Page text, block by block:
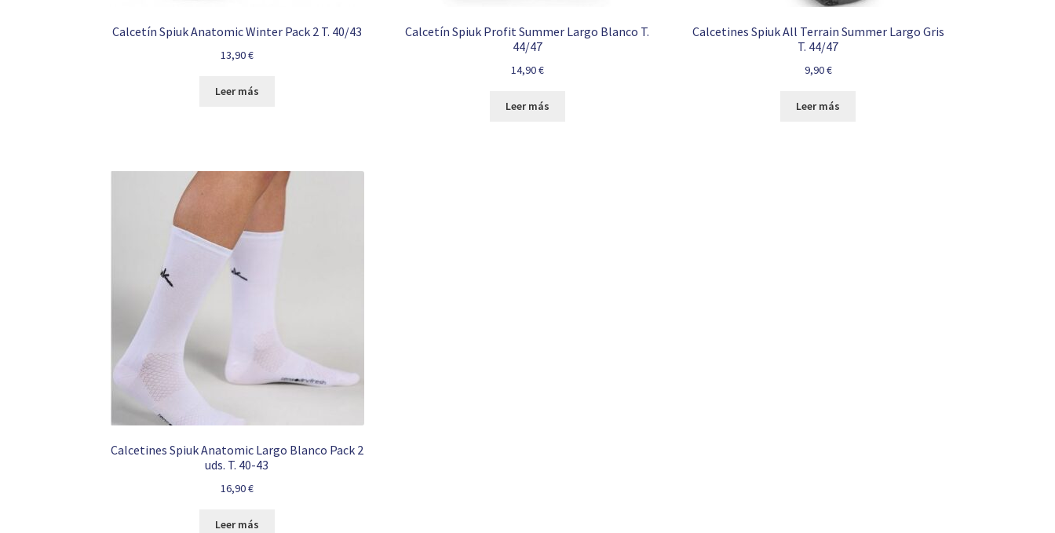
Calcetín Spiuk Anatomic Winter Pack 2 T. 40/43
13,90€
Leer más
Calcetín Spiuk Profit Summer Largo Blanco T.
44/47
14,90€
Leer más
Calcetines Spiuk All Terrain Summer Largo Gris
T. 44/47
9,90€
Leer más
Calcetines Spiuk Anatomic Largo Blanco Pack 2
uds. T. 40-43
16,90€
Leer más